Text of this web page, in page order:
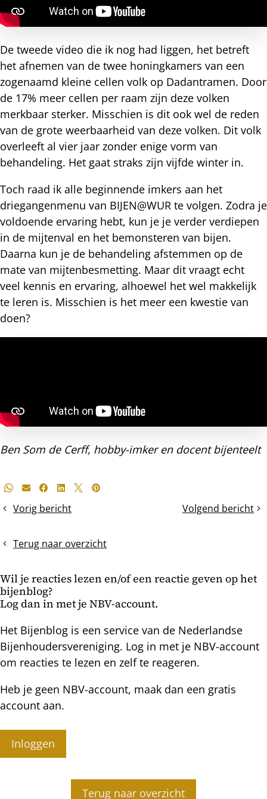
De tweede video die ik nog had liggen, het betreft
het afnemen van de twee honingkamers van een
zogenaamd kleine cellen volk op Dadantramen. Door
de 17% meer cellen per raam zijn deze volken
merkbaar sterker. Misschien is dit ook wel de reden
van de grote weerbaarheid van deze volken. Dit volk
overleeft al vier jaar zonder enige vorm van
behandeling. Het gaat straks zijn vijfde winter in.
Toch raad ik alle beginnende imkers aan het
driegangenmenu van BIJEN@WUR te volgen. Zodra je
voldoende ervaring hebt, kun je je verder verdiepen
in de mijtenval en het bemonsteren van bijen.
Daarna kun je de behandeling afstemmen op de
mate van mijtenbesmetting. Maar dit vraagt echt
veel kennis en ervaring, alhoewel het wel makkelijk
te leren is. Misschien is het meer een kwestie van
doen?
Ben Som de Cerff, hobby-imker en docent bijenteelt
Deel
bericht
Whatsapp
E-mailFacebook
LinkedIn
X Pinterest
Vorig bericht
Het
van
Volgend bericht
De
Terug naar overzicht
Wil je reacties lezen en/of een reactie geven op het
bijenblog?
Log dan in met je NBV-account.
Het Bijenblog is een service van de Nederlandse
Bijenhoudersvereniging. Log in met je NBV-account
om reacties te lezen en zelf te reageren.
Heb je geen NBV-account, maak dan een gratis
account aan.
Inloggen
Terug naar overzicht